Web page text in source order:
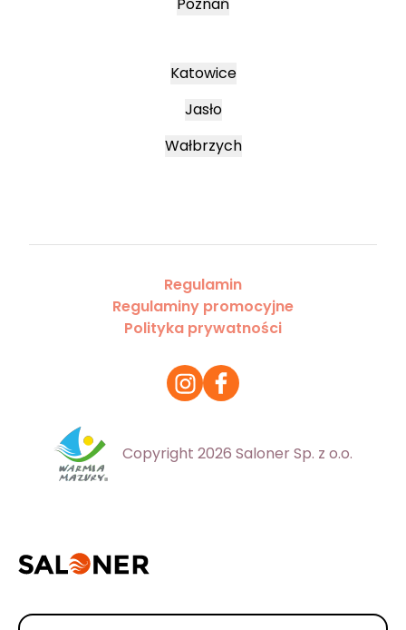
Katowice
Jasło
Wałbrzych
Regulamin
Regulaminy promocyjne
Polityka prywatności
Copyright 2026 Saloner Sp. z o.o.